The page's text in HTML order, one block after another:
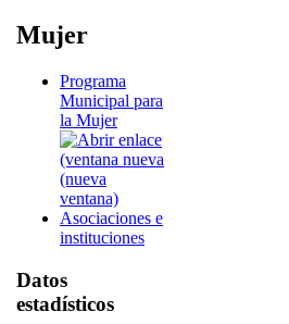
Mujer
Programa
Municipal para
la Mujer
Asociaciones e
instituciones
Datos
estadísticos